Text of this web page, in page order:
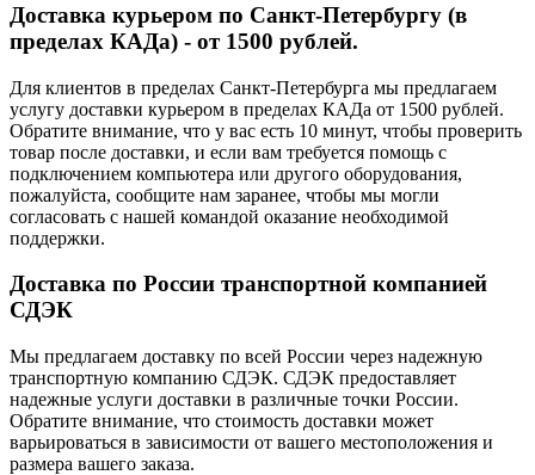
Доставка курьером по Санкт-Петербургу (в
пределах КАДа) - от 1500 рублей.
Для клиентов в пределах Санкт-Петербурга мы предлагаем
услугу доставки курьером в пределах КАДа от 1500 рублей.
Обратите внимание, что у вас есть 10 минут, чтобы проверить
товар после доставки, и если вам требуется помощь с
подключением компьютера или другого оборудования,
пожалуйста, сообщите нам заранее, чтобы мы могли
согласовать с нашей командой оказание необходимой
поддержки.
Доставка по России транспортной компанией
СДЭК
Мы предлагаем доставку по всей России через надежную
транспортную компанию СДЭК. СДЭК предоставляет
надежные услуги доставки в различные точки России.
Обратите внимание, что стоимость доставки может
варьироваться в зависимости от вашего местоположения и
размера вашего заказа.